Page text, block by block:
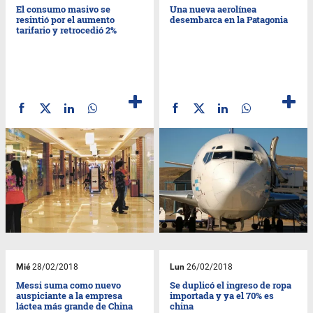
El consumo masivo se
resintió por el aumento
tarifario y retrocedió 2%
Una nueva aerolínea
desembarca en la Patagonia
Mié28/02/2018
Messi suma como nuevo
auspiciante a la empresa
láctea más grande de China
Lun 26/02/2018
Se duplicó el ingreso de ropa
importada y ya el 70% es
china